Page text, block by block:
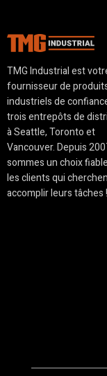
TMG Industrial est
fournisseur de
industriels de
trois entrepôts de
à Seattle, Toronto et
Vancouver. Depuis
sommes un choix
les clients qui
accomplir leurs tâches !